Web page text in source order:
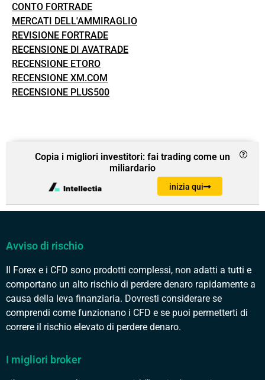
CONTO FORTRADE
MERCATI DELL'AMMIRAGLIO
REVISIONE FORTRADE
RECENSIONE DI AVATRADE
RECENSIONE ETORO
RECENSIONE XM.COM
RECENSIONE PLUS500
Copia i migliori investitori: fai trading come un
miliardario
inizia qui
Avviso di rischio
Il Forex e i CFD sono prodotti complessi, non adatti a tutti e
comportano un alto rischio di perdere denaro rapidamente a
causa della leva finanziaria. Dovresti considerare se
comprendi come funzionano i CFD e se puoi permetterti di
correre il rischio elevato di perdere denaro.
I migliori broker